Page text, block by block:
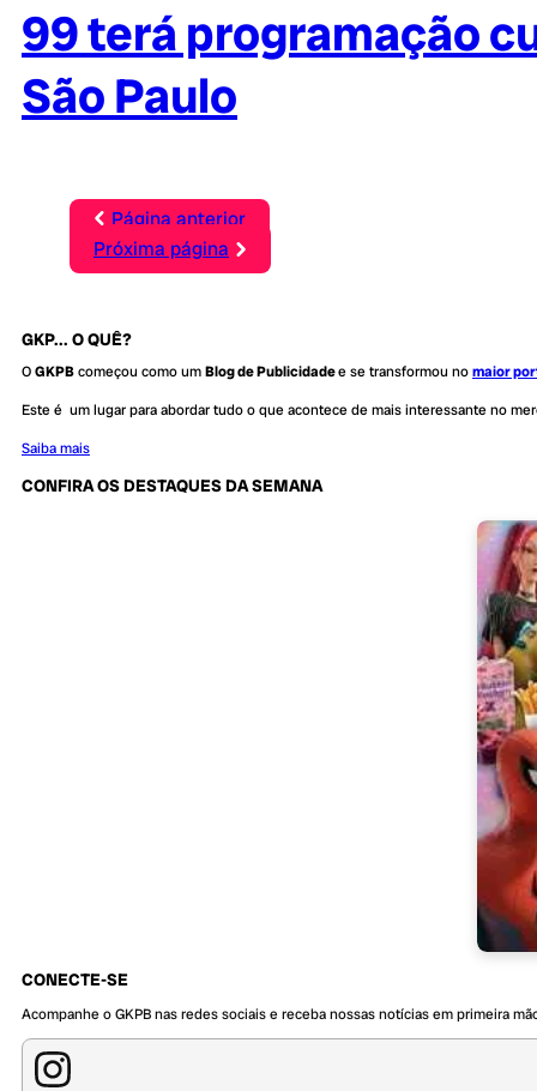
99 terá programação
São Paulo
Página anterior
Próxima página
GKP... O QUÊ?
OGKPBcomeçou como umBlog de Publicidadee se transformou nomaior
Este é um lugar para abordar tudo o que acontece de mais interessante no
Saiba mais
CONFIRA OS DESTAQUES DA SEMANA
CONECTE-SE
Acompanhe o GKPB nas redes sociais e receba nossas notícias em primeira